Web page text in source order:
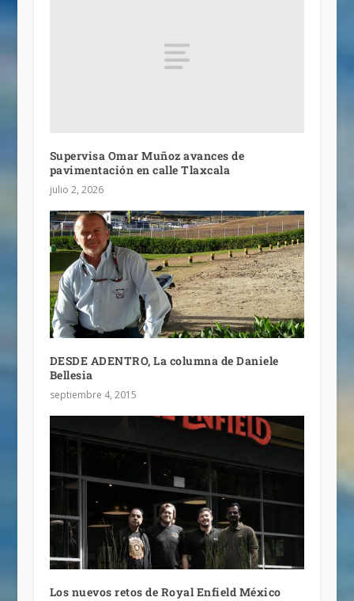
Supervisa Omar Muñoz avances de
pavimentación en calle Tlaxcala
julio 2, 2026
DESDE ADENTRO, La columna de Daniele
Bellesia
septiembre 4, 2015
Los nuevos retos de Royal Enfield México